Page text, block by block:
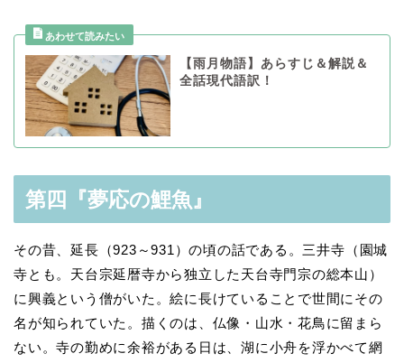
【雨月物語】あらすじ＆解説＆
全話現代語訳！
第四『夢応の鯉魚』
その昔、延長（923～931）の頃の話である。三井寺（園城
寺とも。天台宗延暦寺から独立した天台寺門宗の総本山）
に興義という僧がいた。絵に長けていることで世間にその
名が知られていた。描くのは、仏像・山水・花鳥に留まら
ない。寺の勤めに余裕がある日は、湖に小舟を浮かべて網